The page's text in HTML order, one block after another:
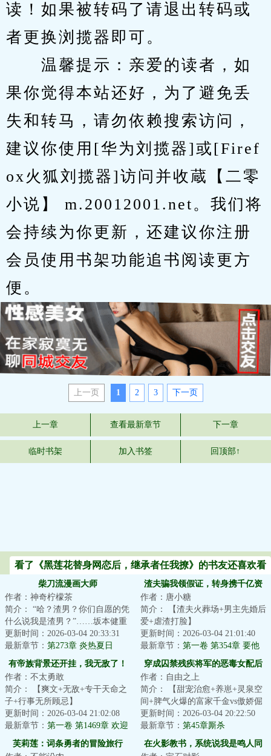
读！如果被转码了请退出转码或
者更换浏揽器即可。
温馨提示：亲爱的读者，如
果你觉得本站还好，为了避免丢
失和转马，请勿依赖搜索访问，
建议你使用[华为刘揽器]或[Firef
ox火狐刘揽器]访问并收蔵【二零
小说】 m.20012001.net。我们将
会持续为你更新，还建议你注册
会员使用书架功能追书阅读更方
便。
上一页 1 2 3 下一页
上一章 查看最新章节 下一章
临时书架 加入书签 回顶部↑
看了《黑莲花替身网恋后，继承者任我撩》的书友还喜欢看
柴刀流漫画大师
作者：神奇柠檬茶
简介： “哈？渣男？你们自愿的凭
什么说我是渣男？”……坂本健重
生东京，一周目，把现实当成恋
爱...
更新时间：2026-03-04 20:33:31
最新章节： 第273章 炎热夏日
渣夫骗我领假证，转身携千亿资
产嫁权少
作者：唐小糖
简介： 【渣夫火葬场+男主先婚后
爱+虐渣打脸】
结婚两年，江染补办...
更新时间：2026-03-04 21:01:40
最新章节： 第一卷 第354章 要他
们千百倍的还回来
有帝族背景还开挂，我无敌了！
作者：不太勇敢
简介： 【爽文+无敌+专干天命之
子+行事无所顾忌】
帝族一怒，浮尸...
更新时间：2026-03-04 21:02:08
最新章节： 第一卷 第1469章 欢迎
进入地狱，被盯上了
穿成囚禁残疾将军的恶毒女配后
作者：自由之上
简介： 【甜宠治愈+养崽+灵泉空
间+脾气火爆的富家千金vs傲娇倔
强的少年将军】
更新时间：2026-03-04 20:22:50
最新章节： 第45章厮杀
芙莉莲：词条勇者的冒险旅行
在火影教书，系统说我是鸣人同